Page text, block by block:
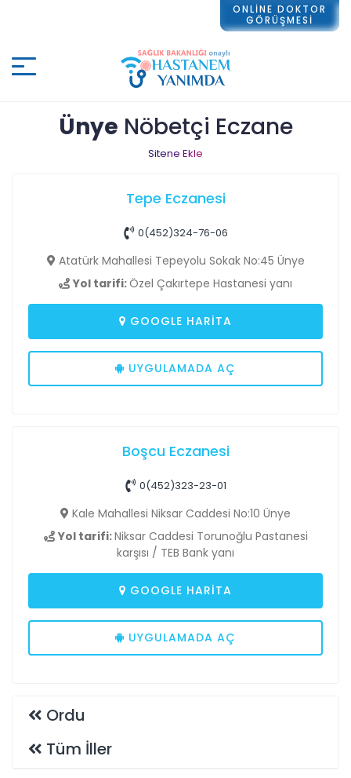
Ünye Nöbetçi Eczane
Sitene Ekle
Tepe Eczanesi
0(452)324-76-06
Atatürk Mahallesi Tepeyolu Sokak No:45 Ünye
Yol tarifi:Özel Çakırtepe Hastanesi yanı
GOOGLE HARITA
UYGULAMADA AÇ
Boşcu Eczanesi
0(452)323-23-01
Kale Mahallesi Niksar Caddesi No:10 Ünye
Yol tarifi:Niksar Caddesi Torunoğlu Pastanesi
karşısı / TEB Bank yanı
GOOGLE HARITA
UYGULAMADA AÇ
Ordu
Tüm İller
ONLİNE DOKTOR
GÖRÜŞMESİ